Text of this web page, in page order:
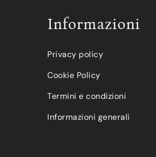
Informazioni
Privacy policy
Cookie Policy
Termini e condizioni
Informazioni generali